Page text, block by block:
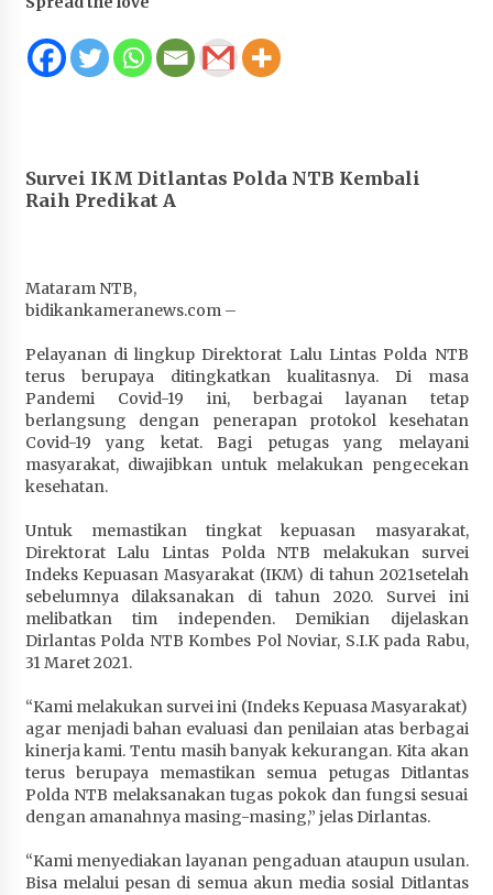
Administrasi Kendaraan Berupa SIM
4 minggu ago
4 minggu ago
4 minggu ago
Prestasi Nasional, Polwan Polres Sumbawa
Bripda Vanesa Aprilia Renyaan, Sabet Juara II
Taekwondo Kapolri Cup ke-7
4 minggu ago
Sekretaris Bapperida, Dwi Rahayu, ST,. MM,.
Pimpin Rakor Aksi Konvergensi Percepatan
4 minggu ago
Wabup Ansori Apresiasi Rekomendasi dan
Pandangan Fraksi – Fraksi DPRD Sumbawa
4 minggu ago
Cabor yang Akan Berjuang pada PORPROV XII
NTB 2026
4 minggu ago
BAZNAS Kabupaten Sumbawa Salurkan Bantuan
Program 100 Mustahik Per Desa di Desa Teluk
4 minggu ago
Survei IKM Ditlantas Polda NTB Kembali
Raih Predikat A
Mataram NTB,
bidikankameranews.com –
Pelayanan di lingkup Direktorat Lalu Lintas Polda NTB
terus berupaya ditingkatkan kualitasnya. Di masa
Pandemi Covid-19 ini, berbagai layanan tetap
berlangsung dengan penerapan protokol kesehatan
Covid-19 yang ketat. Bagi petugas yang melayani
masyarakat, diwajibkan untuk melakukan pengecekan
kesehatan.
Untuk memastikan tingkat kepuasan masyarakat,
Direktorat Lalu Lintas Polda NTB melakukan survei
Indeks Kepuasan Masyarakat (IKM) di tahun 2021setelah
sebelumnya dilaksanakan di tahun 2020. Survei ini
melibatkan tim independen. Demikian dijelaskan
Dirlantas Polda NTB Kombes Pol Noviar, S.I.K pada Rabu,
31 Maret 2021.
“Kami melakukan survei ini (Indeks Kepuasa Masyarakat)
agar menjadi bahan evaluasi dan penilaian atas berbagai
kinerja kami. Tentu masih banyak kekurangan. Kita akan
terus berupaya memastikan semua petugas Ditlantas
Polda NTB melaksanakan tugas pokok dan fungsi sesuai
dengan amanahnya masing-masing,” jelas Dirlantas.
“Kami menyediakan layanan pengaduan ataupun usulan.
Bisa melalui pesan di semua akun media sosial Ditlantas